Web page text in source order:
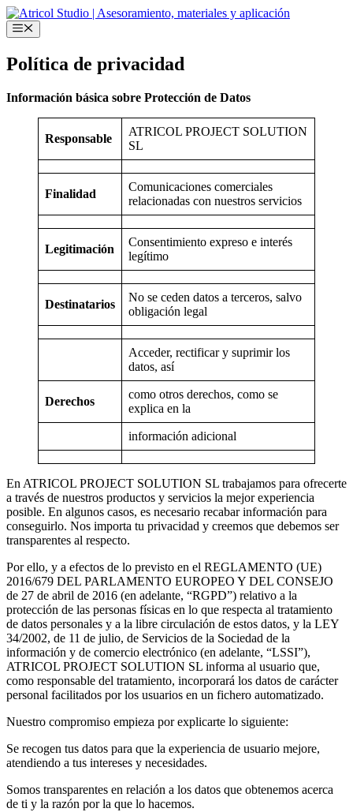
Saltar
al
contenido
Menú
Política de privacidad
Información básica sobre Protección de Datos
Responsable
ATRICOL PROJECT SOLUTION
SL
Finalidad
Comunicaciones comerciales
relacionadas con nuestros servicios
Legitimación
Consentimiento expreso e interés
legítimo
Destinatarios
No se ceden datos a terceros, salvo
obligación legal
Acceder, rectificar y suprimir los
datos, así
Derechos
como otros derechos, como se
explica en la
información adicional
En ATRICOL PROJECT SOLUTION SL trabajamos para ofrecerte
a través de nuestros productos y servicios la mejor experiencia
posible. En algunos casos, es necesario recabar información para
conseguirlo. Nos importa tu privacidad y creemos que debemos ser
transparentes al respecto.
Por ello, y a efectos de lo previsto en el REGLAMENTO (UE)
2016/679 DEL PARLAMENTO EUROPEO Y DEL CONSEJO
de 27 de abril de 2016 (en adelante, “RGPD”) relativo a la
protección de las personas físicas en lo que respecta al tratamiento
de datos personales y a la libre circulación de estos datos, y la LEY
34/2002, de 11 de julio, de Servicios de la Sociedad de la
información y de comercio electrónico (en adelante, “LSSI”),
ATRICOL PROJECT SOLUTION SL informa al usuario que,
como responsable del tratamiento, incorporará los datos de carácter
personal facilitados por los usuarios en un fichero automatizado.
Nuestro compromiso empieza por explicarte lo siguiente:
Se recogen tus datos para que la experiencia de usuario mejore,
atendiendo a tus intereses y necesidades.
Somos transparentes en relación a los datos que obtenemos acerca
de ti y la razón por la que lo hacemos.